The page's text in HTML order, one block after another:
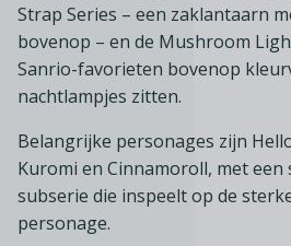
Strap Series – een zaklantaarn
bovenop – en de Mushroom
Sanrio-favorieten bovenop
nachtlampjes zitten.
Belangrijke personages zijn
Kuromi en Cinnamoroll, met een
subserie die inspeelt op de
personage.